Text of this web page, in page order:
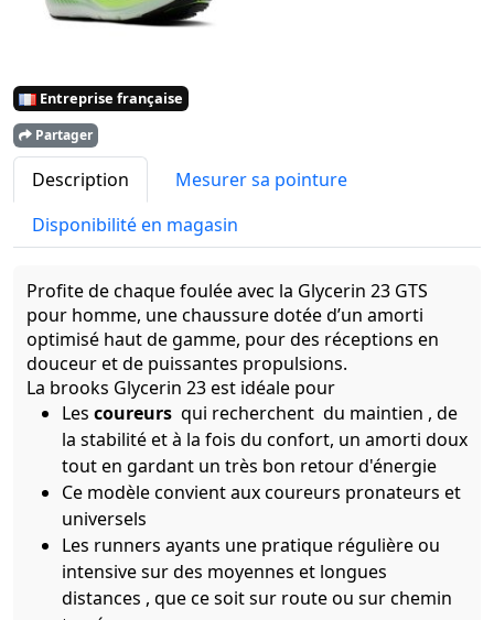
Entreprise française
Partager
Description
Mesurer sa pointure
Disponibilité en magasin
Profite de chaque foulée avec la Glycerin 23 GTS
pour homme, une chaussure dotée d’un amorti
optimisé haut de gamme, pour des réceptions en
douceur et de puissantes propulsions.
La brooks Glycerin 23 est idéale pour
Les coureurs qui recherchent du maintien , de
la stabilité et à la fois du confort, un amorti doux
tout en gardant un très bon retour d'énergie
Ce modèle convient aux coureurs pronateurs et
universels
Les runners ayants une pratique régulière ou
intensive sur des moyennes et longues
distances , que ce soit sur route ou sur chemin